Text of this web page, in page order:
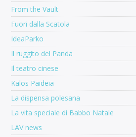
From the Vault
Fuori dalla Scatola
IdeaParko
Il ruggito del Panda
Il teatro cinese
Kalos Paideia
La dispensa polesana
La vita speciale di Babbo Natale
LAV news